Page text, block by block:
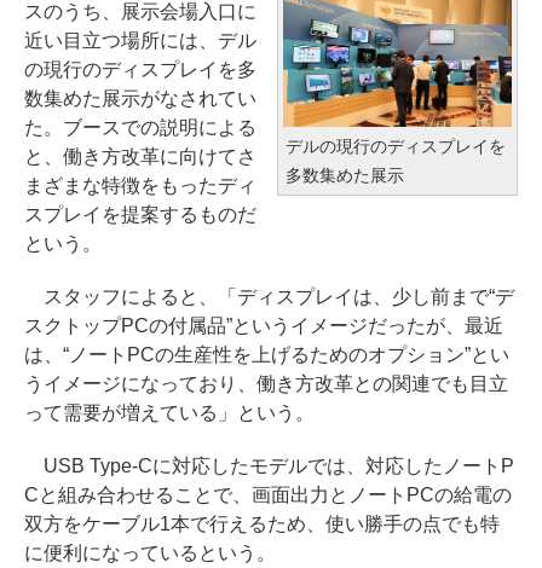
デルの現行のディスプレイを
多数集めた展示
スのうち、展示会場入口に
近い目立つ場所には、デル
の現行のディスプレイを多
数集めた展示がなされてい
た。ブースでの説明による
と、働き方改革に向けてさ
まざまな特徴をもったディ
スプレイを提案するものだ
という。
スタッフによると、「ディスプレイは、少し前まで“デ
スクトップPCの付属品”というイメージだったが、最近
は、“ノートPCの生産性を上げるためのオプション”とい
うイメージになっており、働き方改革との関連でも目立
って需要が増えている」という。
USB Type-Cに対応したモデルでは、対応したノートP
Cと組み合わせることで、画面出力とノートPCの給電の
双方をケーブル1本で行えるため、使い勝手の点でも特
に便利になっているという。